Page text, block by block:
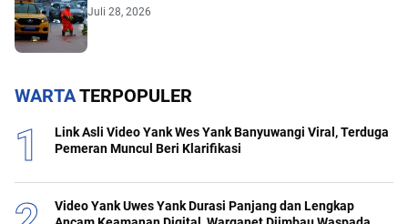
Juli 28, 2026
WARTATERPOPULER
Link Asli Video Yank Wes Yank Banyuwangi Viral, Terduga
Pemeran Muncul Beri Klarifikasi
Video Yank Uwes Yank Durasi Panjang dan Lengkap